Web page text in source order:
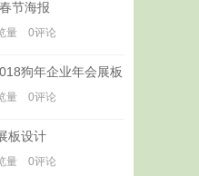
节海报
量 0评论
狗年企业年会展板
量 0评论
板设计
量 0评论